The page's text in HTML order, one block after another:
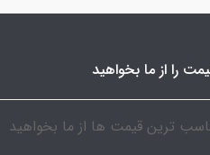
را از ما بخواهید
ترین قیمت ها از ما بخواهید